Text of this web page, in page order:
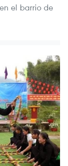
el barrio de